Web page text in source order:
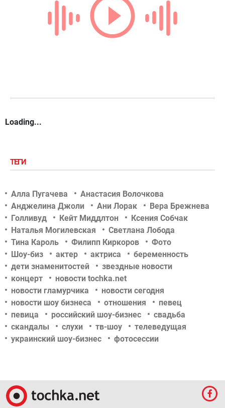
Loading...
ТЕГИ
Алла Пугачева
Анастасия Волочкова
Анджелина Джоли
Ани Лорак
Вера Брежнева
Голливуд
Кейт Миддлтон
Ксения Собчак
Наталья Могилевская
Светлана Лобода
Тина Кароль
Филипп Киркоров
Фото
Шоу-биз
актер актриса
беременность
дети знаменитостей
звездные новости
концерт
новости tochka.net
новости гламурчика
новости сегодня
новости шоу бизнеса
отношения
певец
певица
российский шоу-бизнес
свадьба
скандалы
слухи тв-шоу
телеведущая
украинский шоу-бизнес
фотосессии